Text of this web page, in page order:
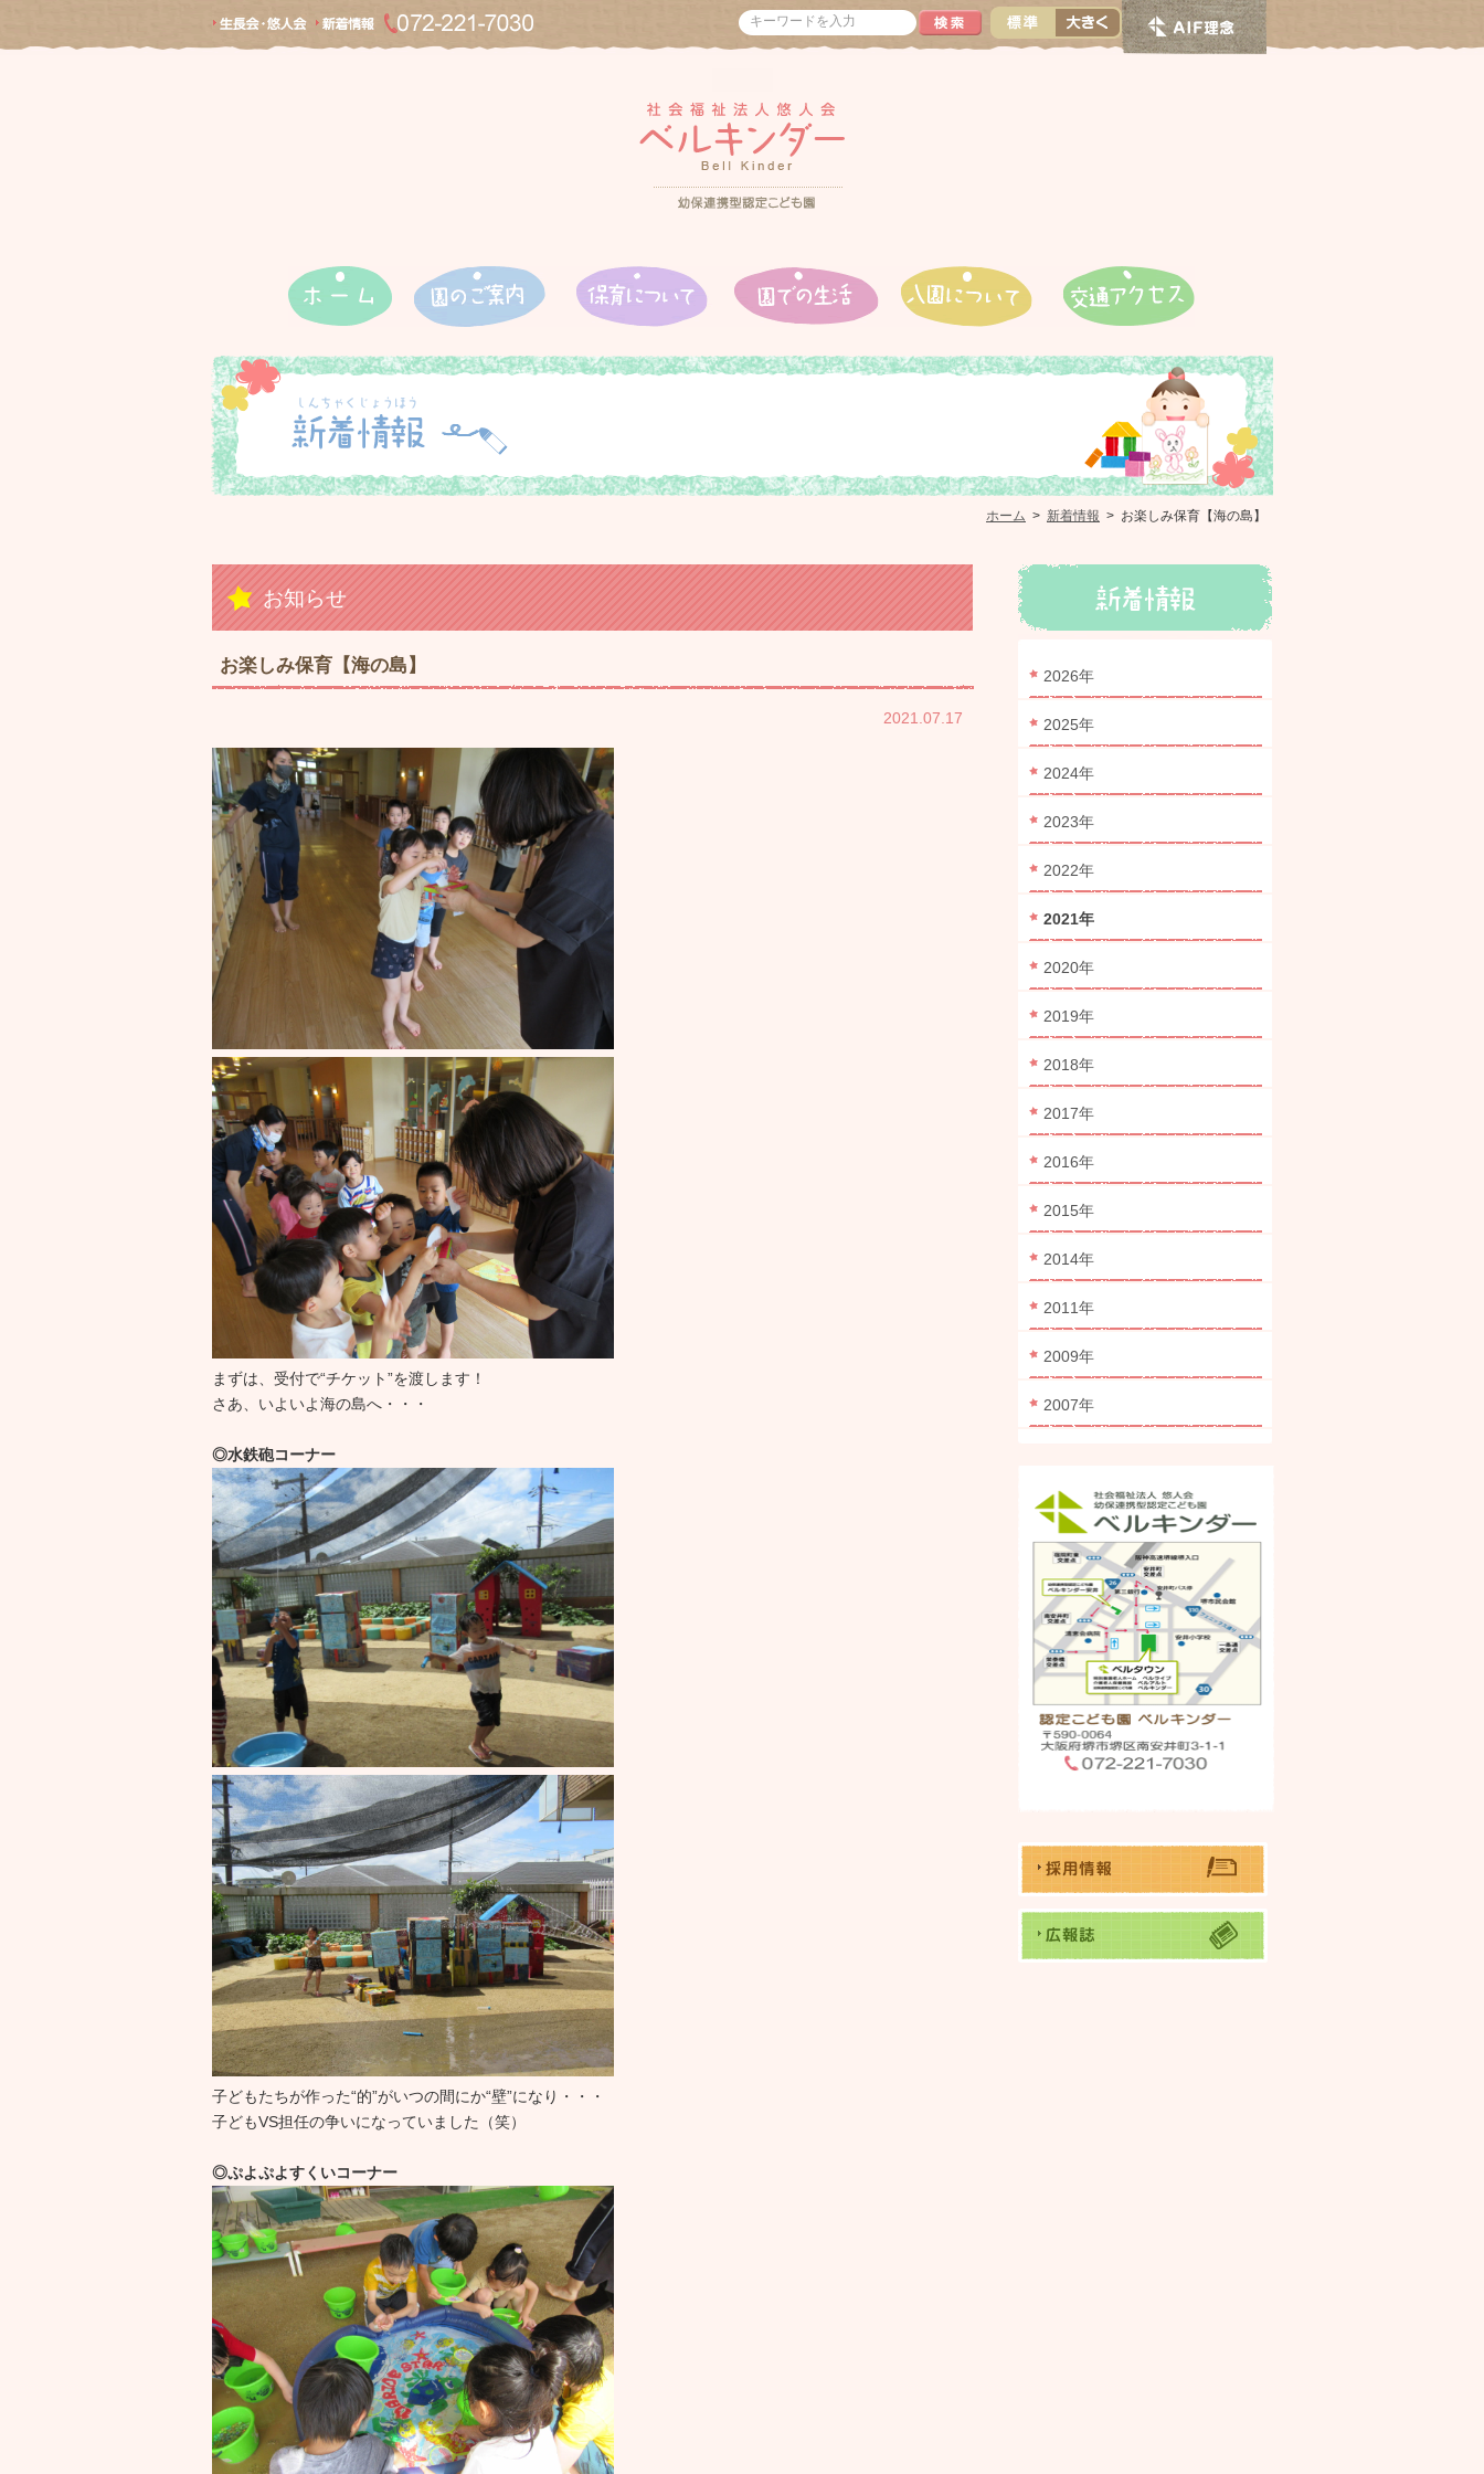
ホーム > 新着情報 > お楽しみ保育【海の島】
お知らせ
お楽しみ保育【海の島】
2021.07.17
まずは、受付で“チケット”を渡します！
さあ、いよいよ海の島へ・・・
◎水鉄砲コーナー
子どもたちが作った“的”がいつの間にか“壁”になり・・・
子どもVS担任の争いになっていました（笑）
◎ぷよぷよすくいコーナー
2026年
2025年
2024年
2023年
2022年
2021年
2020年
2019年
2018年
2017年
2016年
2015年
2014年
2011年
2009年
2007年